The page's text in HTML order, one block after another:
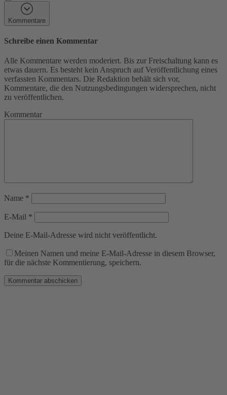
Kommentare
Schreibe einen Kommentar
Alle Kommentare werden moderiert. Bis zur Freischaltung kann es
etwas dauern. Es besteht kein Anspruch auf Veröffentlichung eines
verfassten Kommentars. Die Redaktion behält sich vor,
Kommentare, die den Nutzungsbedingungen widersprechen, nicht
zu veröffentlichen.
Kommentar
Name *
E-Mail *
Deine E-Mail-Adresse wird nicht veröffentlicht.
Meinen Namen und meine E-Mail-Adresse in diesem Browser,
für die nächste Kommentierung, speichern.